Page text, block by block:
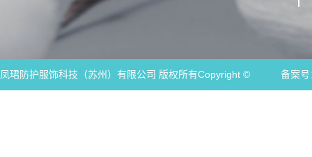
凤珺防护服饰科技（苏州）有限公司 版权所有Copyright © 备案号